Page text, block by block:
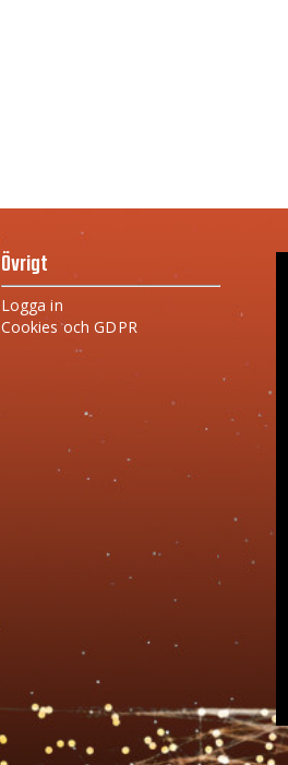
Övrigt
Logga in
Cookies och GDPR